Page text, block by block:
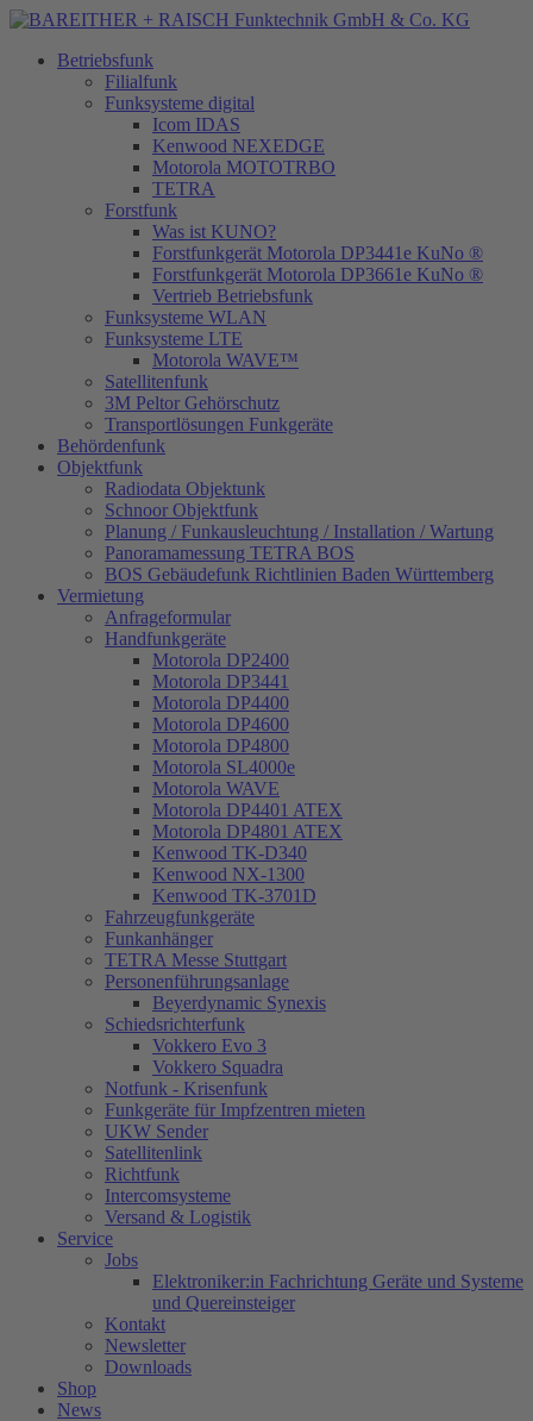
Betriebsfunk
Filialfunk
Funksysteme digital
Icom IDAS
Kenwood NEXEDGE
Motorola MOTOTRBO
TETRA
Forstfunk
Was ist KUNO?
Forstfunkgerät Motorola DP3441e KuNo ®
Forstfunkgerät Motorola DP3661e KuNo ®
Vertrieb Betriebsfunk
Funksysteme WLAN
Funksysteme LTE
Motorola WAVE™
Satellitenfunk
3M Peltor Gehörschutz
Transportlösungen Funkgeräte
Behördenfunk
Objektfunk
Radiodata Objektunk
Schnoor Objektfunk
Planung / Funkausleuchtung / Installation / Wartung
Panoramamessung TETRA BOS
BOS Gebäudefunk Richtlinien Baden Württemberg
Vermietung
Anfrageformular
Handfunkgeräte
Motorola DP2400
Motorola DP3441
Motorola DP4400
Motorola DP4600
Motorola DP4800
Motorola SL4000e
Motorola WAVE
Motorola DP4401 ATEX
Motorola DP4801 ATEX
Kenwood TK-D340
Kenwood NX-1300
Kenwood TK-3701D
Fahrzeugfunkgeräte
Funkanhänger
TETRA Messe Stuttgart
Personenführungsanlage
Beyerdynamic Synexis
Schiedsrichterfunk
Vokkero Evo 3
Vokkero Squadra
Notfunk - Krisenfunk
Funkgeräte für Impfzentren mieten
UKW Sender
Satellitenlink
Richtfunk
Intercomsysteme
Versand & Logistik
Service
Jobs
Elektroniker:in Fachrichtung Geräte und Systeme
und Quereinsteiger
Kontakt
Newsletter
Downloads
Shop
News